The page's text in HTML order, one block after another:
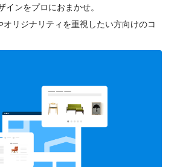
インをプロにおまかせ。
オリジナリティを重視したい方向けのコ